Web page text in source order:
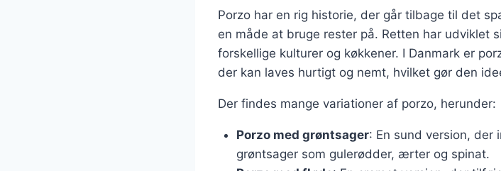
Porzo har en rig historie, der går tilbage til det
en måde at bruge rester på. Retten har udviklet
forskellige kulturer og køkkener. I Danmark er
der kan laves hurtigt og nemt, hvilket gør den
Der findes mange variationer af porzo, herunder:
Porzo med grøntsager: En sund version, der
grøntsager som gulerødder, ærter og spinat.